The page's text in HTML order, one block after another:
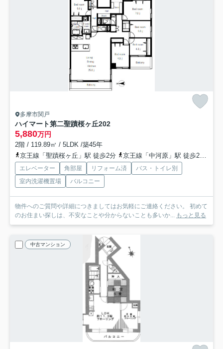
多摩市関戸
ハイマート第二聖蹟桜ヶ丘202
5,880万円
2階 / 119.89㎡ / 5LDK /築45年
京王線「聖蹟桜ヶ丘」駅 徒歩2分
京王線「中河原」駅 徒歩20分
エレベーター 角部屋 リフォーム済
バス・トイレ別
室内洗濯機置場
バルコニー
物件へのご質問や詳細につきましてはお気軽にご連絡ください。 初めて
のお住まい探しは、不安なことや分からないことも多いか... もっと見る
中古マンション